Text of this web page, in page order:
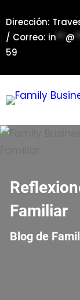
al
contenido
Dirección:
/ Correo: in**@
59
Familiar
Blog de